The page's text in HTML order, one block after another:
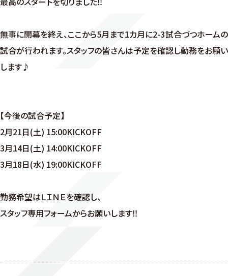
無事に開幕を終え、ここから5月まで1カ月に2-3試合づつホームの
試合が行われます。スタッフの皆さんは予定を確認し勤務をお願い
します♪
【今後の試合予定】
2月21日(土) 15:00KICKOFF
3月14日(土) 14:00KICKOFF
3月18日(水) 19:00KICKOFF
勤務希望はＬＩＮＥを確認し、
スタッフ専用フォームからお願いします‼